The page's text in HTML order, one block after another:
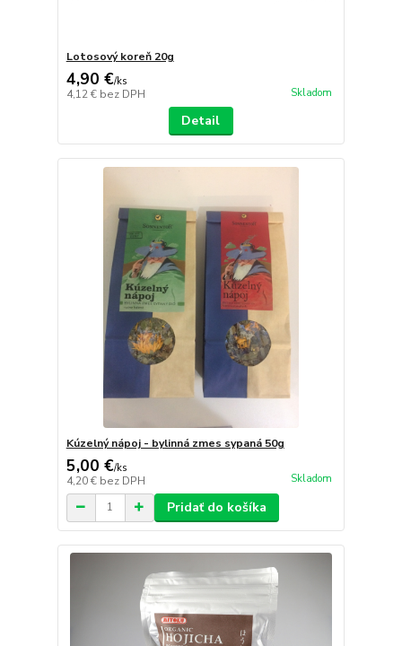
Lotosový koreň 20g
4,90 €/ks
4,12 € bez DPH Skladom
Detail
Kúzelný nápoj - bylinná zmes sypaná 50g
5,00 €/ks
4,20 € bez DPH Skladom
Pridať do košíka